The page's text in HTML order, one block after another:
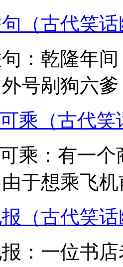
（古代笑
：乾隆年
号剐狗六
乘（古代
乘：有一
于想乘飞
（古代笑
：一位书